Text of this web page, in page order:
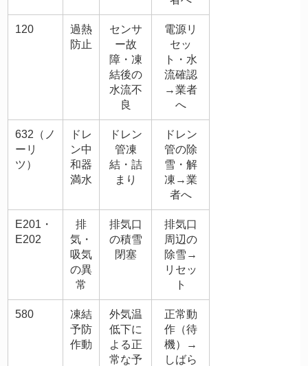
120
過熱
防止
センサ
ー故
障・凍
結後の
水流不
良
電源リ
セッ
ト・水
流確認
→業者
へ
632（ノ
ーリ
ツ）
ドレ
ン中
和器
満水
ドレン
管凍
結・詰
まり
ドレン
管の除
雪・解
凍→業
者へ
E201・
E202
排
気・
吸気
の異
常
排気口
の積雪
閉塞
排気口
周辺の
除雪→
リセッ
ト
580
凍結
予防
作動
外気温
低下に
よる正
常な予
正常動
作（待
機）→
しばら